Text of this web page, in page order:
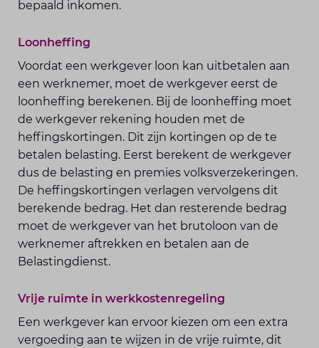
bepaald inkomen.
Loonheffing
Voordat een werkgever loon kan uitbetalen aan
een werknemer, moet de werkgever eerst de
loonheffing berekenen. Bij de loonheffing moet
de werkgever rekening houden met de
heffingskortingen. Dit zijn kortingen op de te
betalen belasting. Eerst berekent de werkgever
dus de belasting en premies volksverzekeringen.
De heffingskortingen verlagen vervolgens dit
berekende bedrag. Het dan resterende bedrag
moet de werkgever van het brutoloon van de
werknemer aftrekken en betalen aan de
Belastingdienst.
Vrije ruimte in werkkostenregeling
Een werkgever kan ervoor kiezen om een extra
vergoeding aan te wijzen in de vrije ruimte, dit